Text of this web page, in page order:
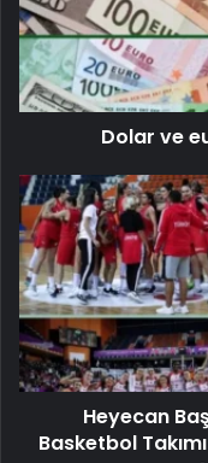
Dolar ve
Heyecan
Basketbol